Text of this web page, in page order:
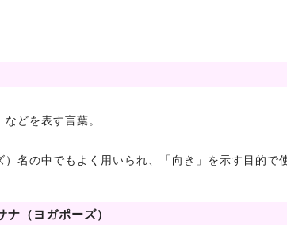
どを表す言葉。
名の中でもよく用いられ、「向き」を示す目的で
ナ（ヨガポーズ）